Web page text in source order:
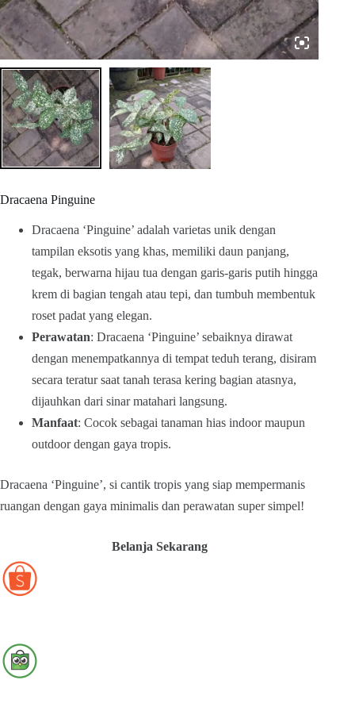
Dracaena Pinguine
Dracaena ‘Pinguine’ adalah varietas unik dengan
tampilan eksotis yang khas, memiliki daun panjang,
tegak, berwarna hijau tua dengan garis-garis putih hingga
krem di bagian tengah atau tepi, dan tumbuh membentuk
roset padat yang elegan.
Perawatan: Dracaena ‘Pinguine’ sebaiknya dirawat
dengan menempatkannya di tempat teduh terang, disiram
secara teratur saat tanah terasa kering bagian atasnya,
dijauhkan dari sinar matahari langsung.
Manfaat: Cocok sebagai tanaman hias indoor maupun
outdoor dengan gaya tropis.
Dracaena ‘Pinguine’, si cantik tropis yang siap mempermanis
ruangan dengan gaya minimalis dan perawatan super simpel!
Belanja Sekarang